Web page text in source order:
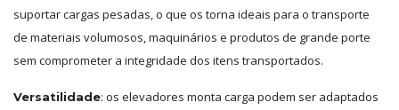
suportar cargas pesadas, o que os torna ideais para o transporte
de materiais volumosos, maquinários e produtos de grande porte
sem comprometer a integridade dos itens transportados.
Versatilidade: os elevadores monta carga podem ser adaptados